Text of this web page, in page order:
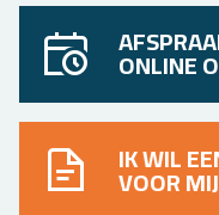
ONLINE
IK WIL
VOOR